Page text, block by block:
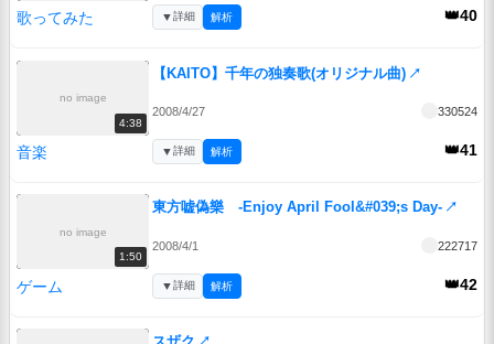
歌ってみた 👑40
▼詳細 解析
no image
4:38
【KAITO】千年の独奏歌(オリジナル曲) ↗
2008/4/27 330524
音楽 👑41
▼詳細 解析
no image
1:50
東方嘘偽樂 -Enjoy April Fool&#039;s Day- ↗
2008/4/1 222717
ゲーム 👑42
▼詳細 解析